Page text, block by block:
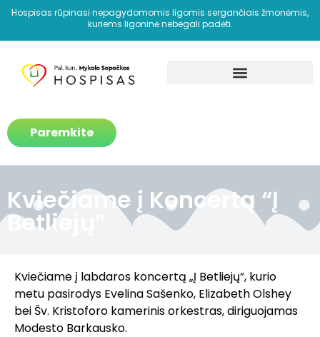
Hospisas rūpinasi nepagydomomis ligomis sergančiais žmonėmis,
kuriems ligoninė nebegali padėti.
Paremkite
Kviečiame į Koncertą “Į
Betliejų”
Kviečiame į labdaros koncertą „Į Betliejų”, kurio
metu pasirodys Evelina Sašenko, Elizabeth Olshey
bei Šv. Kristoforo kamerinis orkestras, diriguojamas
Modesto Barkausko.